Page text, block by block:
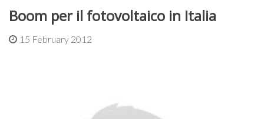
Boom per il fotovoltaico in Italia
15 February 2012